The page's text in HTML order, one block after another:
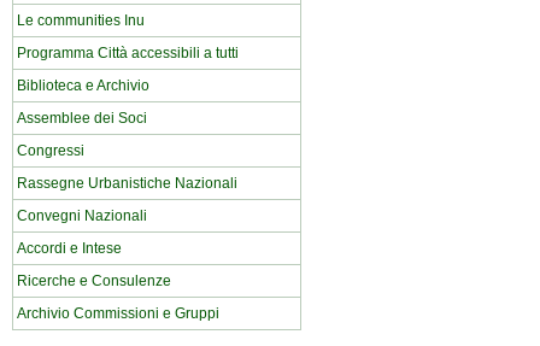
Le communities Inu
Programma Città accessibili a tutti
Biblioteca e Archivio
Assemblee dei Soci
Congressi
Rassegne Urbanistiche Nazionali
Convegni Nazionali
Accordi e Intese
Ricerche e Consulenze
Archivio Commissioni e Gruppi